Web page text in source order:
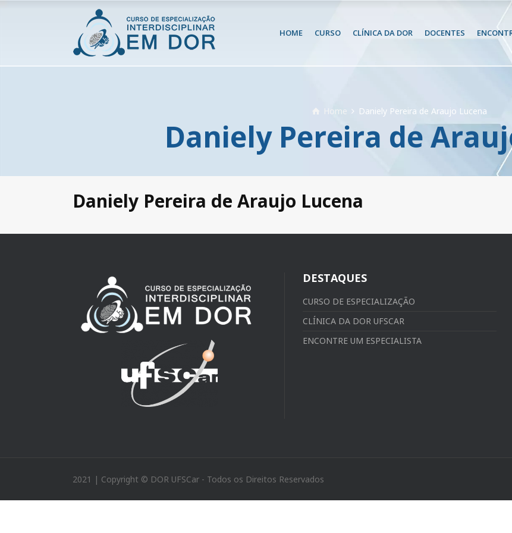
HOME CURSO CLÍNICA DA DOR DOCENTES
Home Daniely Pereira de Araujo Lucena
Daniely Pereira de
Daniely Pereira de Araujo Lucena
DESTAQUES
CURSO DE ESPECIALIZAÇÃO
CLÍNICA DA DOR UFSCAR
ENCONTRE UM ESPECIALISTA
2021 | Copyright © DOR UFSCar - Todos os Direitos Reservados